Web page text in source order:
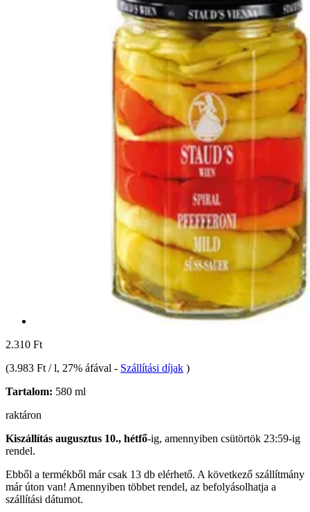
2.310 Ft
(3.983 Ft / l, 27% áfával - Szállítási díjak )
Tartalom: 580 ml
raktáron
Kiszállítás augusztus 10., hétfő-ig, amennyiben csütörtök 23:59-ig
rendel.
Ebből a termékből már csak 13 db elérhető. A következő szállítmány
már úton van! Amennyiben többet rendel, az befolyásolhatja a
szállítási dátumot.